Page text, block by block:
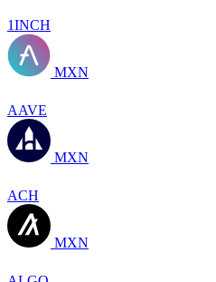
1INCH
MXN
AAVE
MXN
ACH
MXN